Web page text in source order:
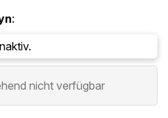
:
nicht verfügbar